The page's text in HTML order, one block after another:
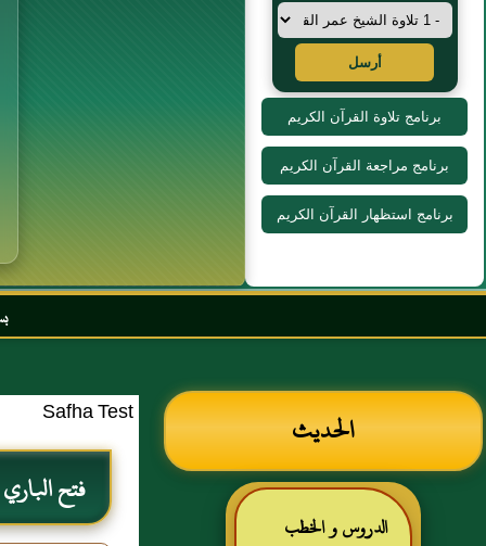
أرسل
برنامج تلاوة القرآن الكريم
برنامج مراجعة القرآن الكريم
برنامج استظهار القرآن الكريم
بسم الله الرحمن
الحديث
الدروس و الخطب
Safha Test
فتح